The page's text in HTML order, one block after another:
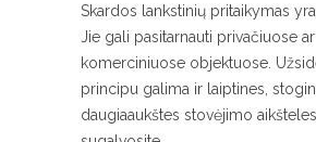
Skardos lankstinių pritaikymas
Jie gali pasitarnauti privačiuose ar
komerciniuose objektuose.
principu galima ir laiptines,
daugiaaukštes stovėjimo